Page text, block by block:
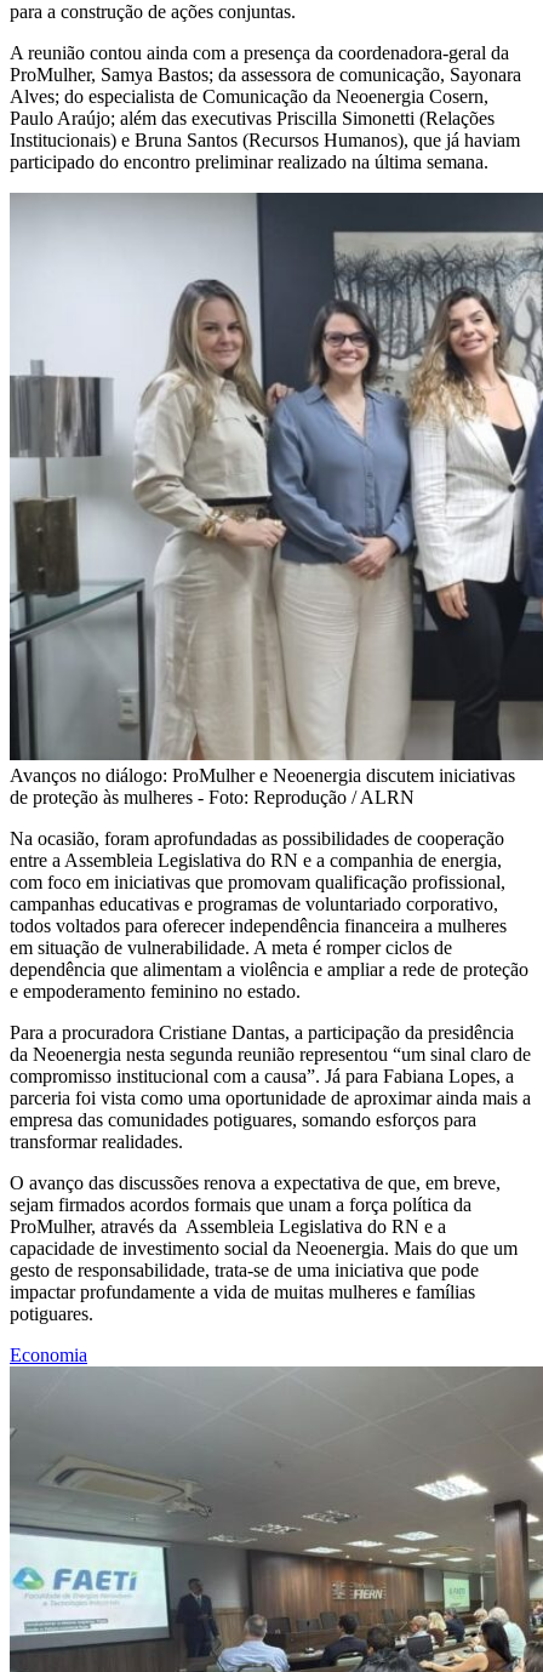
para a construção de ações conjuntas.
A reunião contou ainda com a presença da coordenadora-geral da
ProMulher, Samya Bastos; da assessora de comunicação, Sayonara
Alves; do especialista de Comunicação da Neoenergia Cosern,
Paulo Araújo; além das executivas Priscilla Simonetti (Relações
Institucionais) e Bruna Santos (Recursos Humanos), que já haviam
participado do encontro preliminar realizado na última semana.
Avanços no diálogo: ProMulher e Neoenergia discutem iniciativas
de proteção às mulheres - Foto: Reprodução / ALRN
Na ocasião, foram aprofundadas as possibilidades de cooperação
entre a Assembleia Legislativa do RN e a companhia de energia,
com foco em iniciativas que promovam qualificação profissional,
campanhas educativas e programas de voluntariado corporativo,
todos voltados para oferecer independência financeira a mulheres
em situação de vulnerabilidade. A meta é romper ciclos de
dependência que alimentam a violência e ampliar a rede de proteção
e empoderamento feminino no estado.
Para a procuradora Cristiane Dantas, a participação da presidência
da Neoenergia nesta segunda reunião representou “um sinal claro de
compromisso institucional com a causa”. Já para Fabiana Lopes, a
parceria foi vista como uma oportunidade de aproximar ainda mais a
empresa das comunidades potiguares, somando esforços para
transformar realidades.
O avanço das discussões renova a expectativa de que, em breve,
sejam firmados acordos formais que unam a força política da
ProMulher, através da Assembleia Legislativa do RN e a
capacidade de investimento social da Neoenergia. Mais do que um
gesto de responsabilidade, trata-se de uma iniciativa que pode
impactar profundamente a vida de muitas mulheres e famílias
potiguares.
Economia